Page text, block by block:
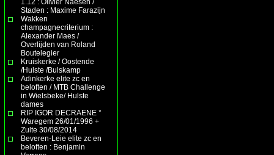
Staden : Maxime Farazijn
Wakken
champagnecriterium :
Alexander Maes /
Overlijden van Roland
Boutelegier
Kruiskerke / Oostende
/Hulste /Bulskamp
Adinkerke elite zc en
beloften / MTB Challenge
in Wielsbeke/ Hulste
dames
RIP IGOR DECRAENE °
Waregem 26/01/1996 +
Zulte 30/08/2014
Beveren-Leie elite zc en
beloften : Benjamin